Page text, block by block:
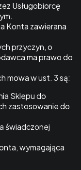
Usługobiorcę
Konta zawierana
przyczyn, o
ma prawo do
mowa w ust. 3 są:
Sklepu do
zastosowanie do
świadczonej
wymagająca